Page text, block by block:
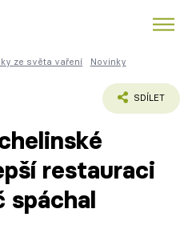
ze světa vaření Novinky
SDÍLET
restauraci
spáchal